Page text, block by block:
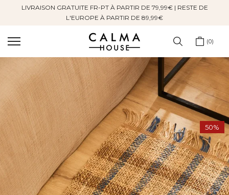
SauterLIVRAISON GRATUITE FR-PT À PARTIR DE 79,99€ | RESTE DE
L'EUROPE À PARTIR DE 89,99€
0
50%